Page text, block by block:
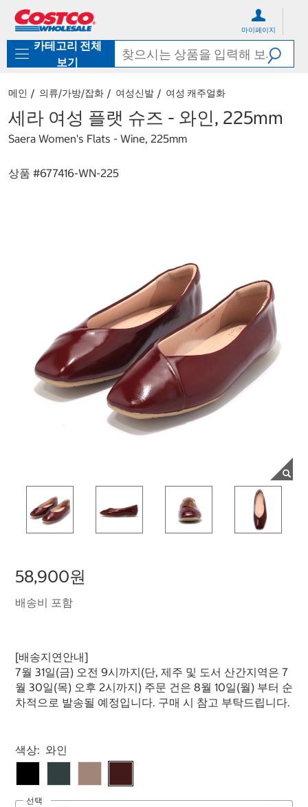
로
기
가
마이페이지
카테고리 전체
보기
메인 의류/가방/잡화 여성신발 여성 캐주얼화
세라 여성 플랫 슈즈 - 와인, 225mm
Saera Women's Flats - Wine, 225mm
상품 #677416-WN-225
58,900원
배송비 포함
[배송지연안내]
7월 31일(금) 오전 9시까지(단, 제주 및 도서 산간지역은 7
월 30일(목) 오후 2시까지) 주문 건은 8월 10일(월) 부터 순
차적으로 발송될 예정입니다. 구매 시 참고 부탁드립니다.
Select product
색상: 와인
선택